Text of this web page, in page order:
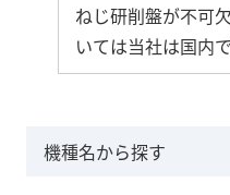
ねじ研削盤が不可
いては当社は国内
機種名から探す